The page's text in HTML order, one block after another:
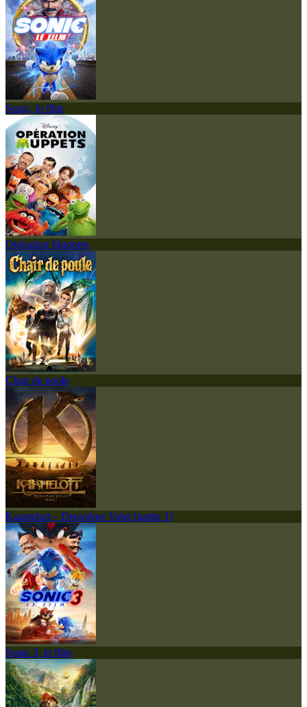
Sonic, le film
Opération Muppets
Chair de poule
Kaamelott – Deuxième Volet [partie 1]
Sonic 3, le film